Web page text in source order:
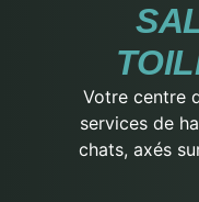
Votre centre
services de
chats, axés